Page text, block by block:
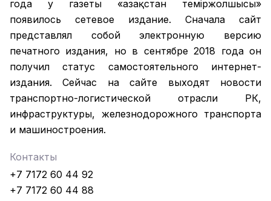
года у газеты «Қазақстан теміржолшысы»
появилось сетевое издание. Сначала сайт
представлял собой электронную версию
печатного издания, но в сентябре 2018 года он
получил статус самостоятельного интернет-
издания. Сейчас на сайте выходят новости
транспортно-логистической отрасли РК,
инфраструктуры, железнодорожного транспорта
и машиностроения.
Контакты
+7 7172 60 44 92
+7 7172 60 44 88